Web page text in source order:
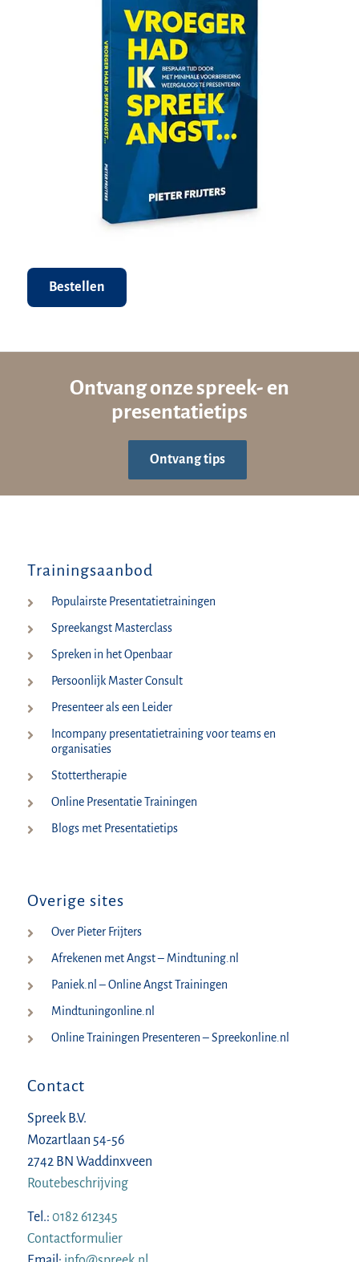
Bestellen
Ontvang onze spreek- en
presentatietips
Ontvang tips
Trainingsaanbod
Populairste Presentatietrainingen
Spreekangst Masterclass
Spreken in het Openbaar
Persoonlijk Master Consult
Presenteer als een Leider
Incompany presentatietraining voor teams en
organisaties
Stottertherapie
Online Presentatie Trainingen
Blogs met Presentatietips
Overige sites
Over Pieter Frijters
Afrekenen met Angst – Mindtuning.nl
Paniek.nl – Online Angst Trainingen
Mindtuningonline.nl
Online Trainingen Presenteren – Spreekonline.nl
Contact
Spreek B.V.
Mozartlaan 54-56
2742 BN Waddinxveen
Routebeschrijving
Tel.: 0182 612345
Contactformulier